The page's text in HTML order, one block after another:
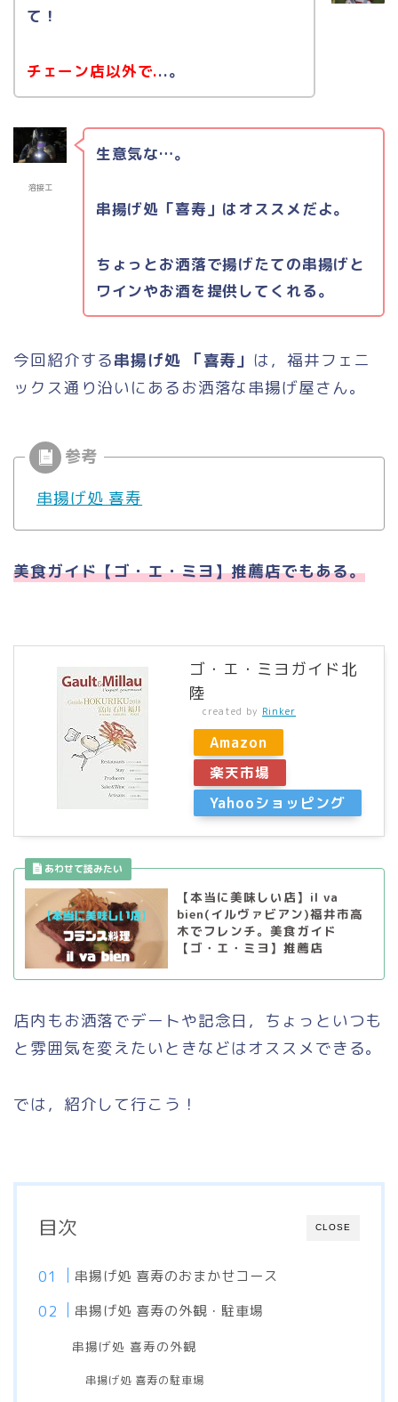
て！
チェーン店以外で...。
溶接工
生意気な…。
串揚げ処「喜寿」はオススメだよ。
ちょっとお洒落で揚げたての串揚げと
ワインやお酒を提供してくれる。
今回紹介する串揚げ処 「喜寿」 は，福井フェニ
ックス通り沿いにあるお洒落な串揚げ屋さん。
串揚げ処 喜寿
美食ガイド【ゴ・エ・ミヨ】推薦店でもある。
ゴ・エ・ミヨガイド北
陸
created by Rinker
Amazon
楽天市場
Yahooショッピング
【本当に美味しい店】il va
bien(イルヴァビアン)福井市高
木でフレンチ。美食ガイド
【ゴ・エ・ミヨ】推薦店
店内もお洒落でデートや記念日，ちょっといつも
と雰囲気を変えたいときなどはオススメできる。
では，紹介して行こう！
CLOSE
目次
串揚げ処 喜寿のおまかせコース
串揚げ処 喜寿の外観・駐車場
串揚げ処 喜寿の外観
串揚げ処 喜寿の駐車場